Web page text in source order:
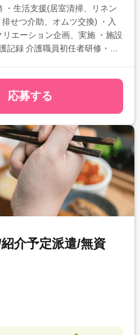
・生活支援(居室清掃、リネン
せつ介助、オムツ交換) ・入
エーション企画、実施 ・施設
研修・実
応募する
介予定派遣/無資